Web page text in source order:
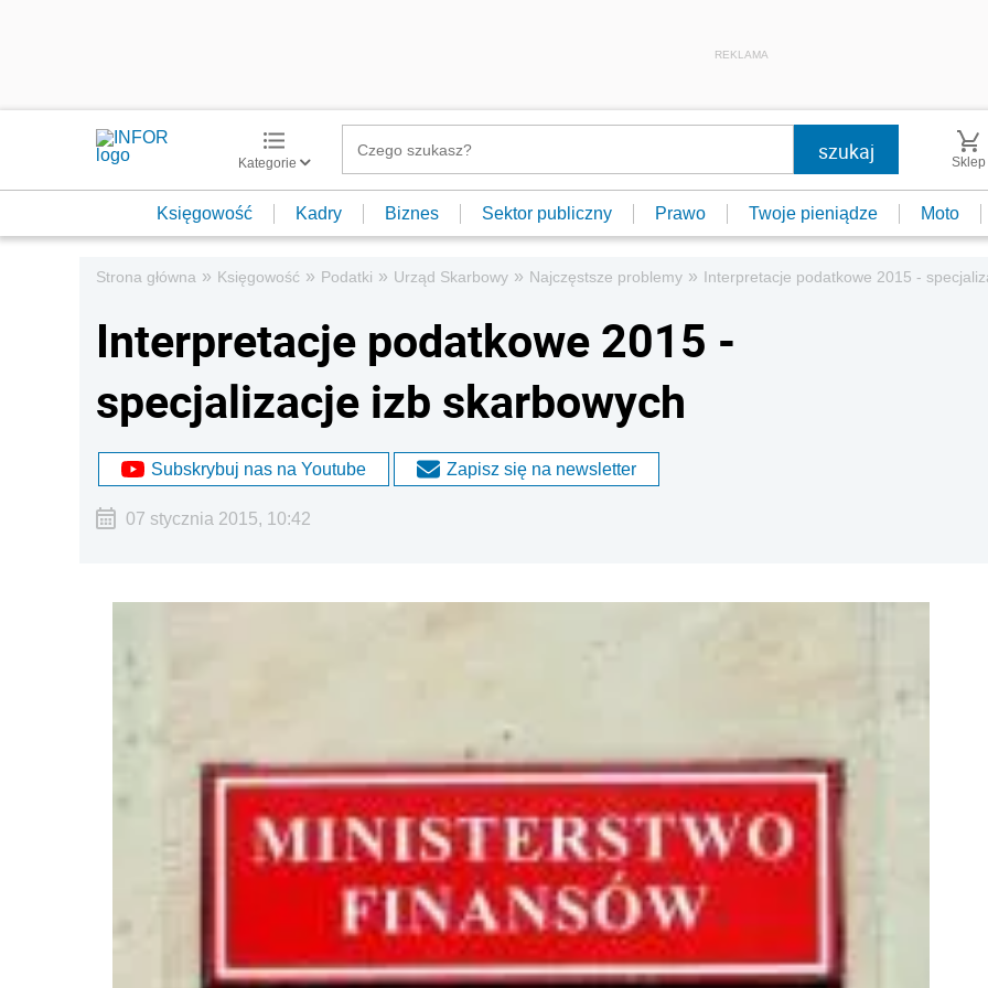
REKLAMA
Kategorie Sklep
Księgowość Kadry Biznes Sektor publiczny Prawo Twoje pieniądze Moto
Strona główna » Księgowość » Podatki » Urząd Skarbowy » Najczęstsze problemy » Interpretacje podatkowe 2015 -
Interpretacje podatkowe 2015 -
specjalizacje izb skarbowych
Subskrybuj nas na Youtube Zapisz się na newsletter
07 stycznia 2015, 10:42